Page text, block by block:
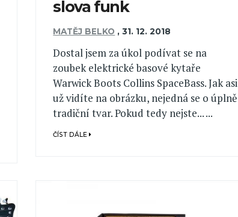
slova funk
MATĚJ BELKO ,31. 12. 2018
Dostal jsem za úkol podívat se na
zoubek elektrické basové kytaře
Warwick Boots Collins SpaceBass. Jak asi
už vidíte na obrázku, nejedná se o úplně
tradiční tvar. Pokud tedy nejste... ...
ČÍST DÁLE